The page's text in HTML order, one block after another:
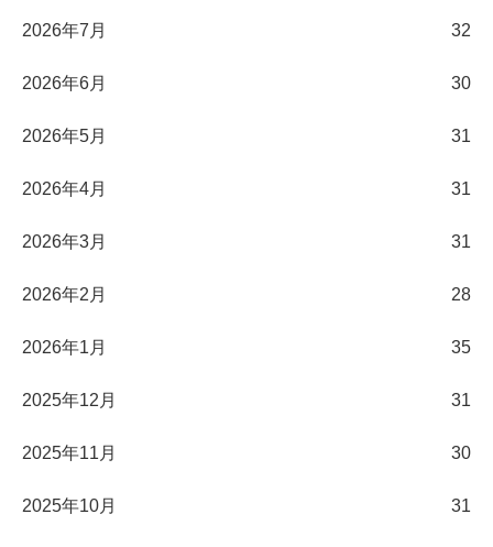
2026年7月 32
2026年6月 30
2026年5月 31
2026年4月 31
2026年3月 31
2026年2月 28
2026年1月 35
2025年12月 31
2025年11月 30
2025年10月 31